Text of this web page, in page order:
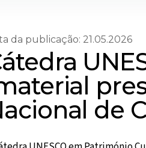
da publicação: 21.05.2026
de